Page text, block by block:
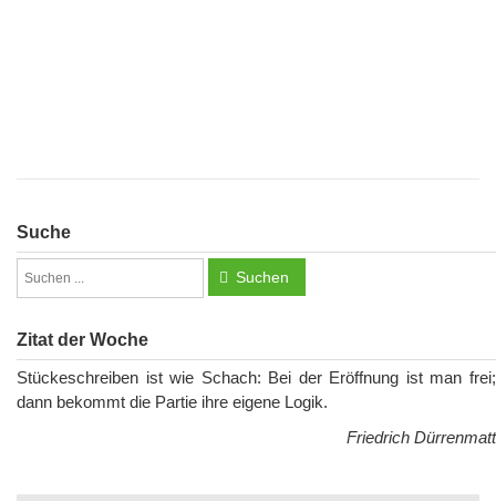
Suche
Suchen
Zitat der Woche
Stückeschreiben ist wie Schach: Bei der Eröffnung ist man frei;
dann bekommt die Partie ihre eigene Logik.
Friedrich Dürrenmatt